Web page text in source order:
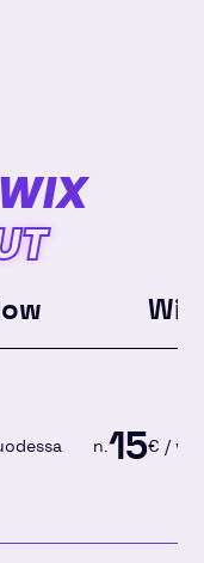
Wix
n.15€ /